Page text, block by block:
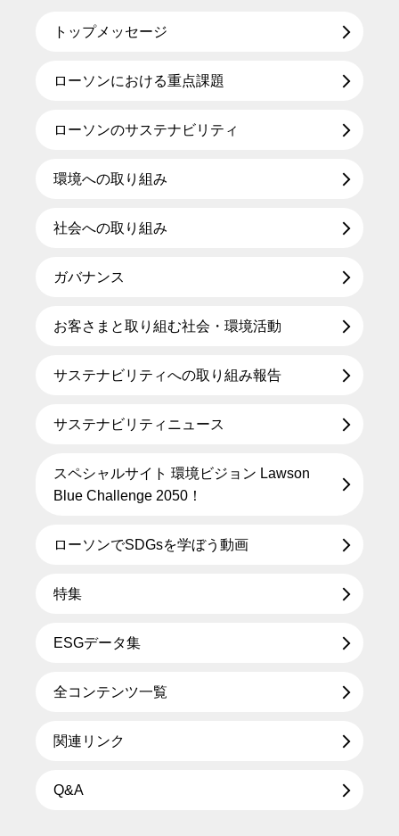
トップメッセージ
ローソンにおける重点課題
ローソンのサステナビリティ
環境への取り組み
社会への取り組み
ガバナンス
お客さまと取り組む社会・環境活動
サステナビリティへの取り組み報告
サステナビリティニュース
スペシャルサイト 環境ビジョン Lawson
Blue Challenge 2050！
ローソンでSDGsを学ぼう動画
特集
ESGデータ集
全コンテンツ一覧
関連リンク
Q&A